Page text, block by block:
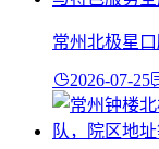
常州北极星
2026-07-25